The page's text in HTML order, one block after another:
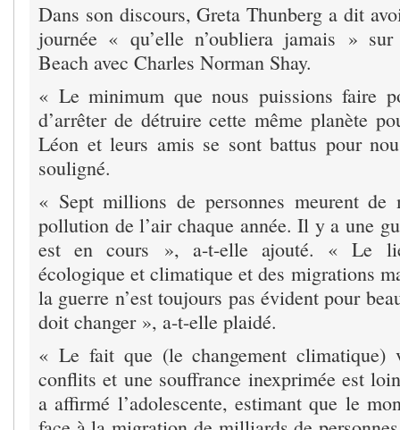
Dans son discours, Greta Thunberg a dit
journée « qu’elle n’oubliera jamais »
Beach avec Charles Norman Shay.
« Le minimum que nous puissions faire
d’arrêter de détruire cette même planète
Léon et leurs amis se sont battus pour
souligné.
« Sept millions de personnes meurent de
pollution de l’air chaque année. Il y a une
est en cours », a-t-elle ajouté. « Le
écologique et climatique et des migrations
la guerre n’est toujours pas évident pour
doit changer », a-t-elle plaidé.
« Le fait que (le changement climatique)
conflits et une souffrance inexprimée est
a affirmé l’adolescente, estimant que le